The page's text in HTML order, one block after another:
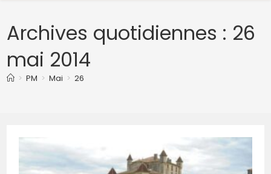
Archives quotidiennes : 26
mai 2014
> PM > Mai > 26